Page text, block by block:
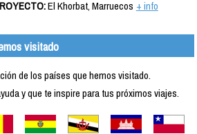
El Khorbat, Marruecos + info
visitado
de los países que hemos visitado.
y que te inspire para tus próximos viajes.